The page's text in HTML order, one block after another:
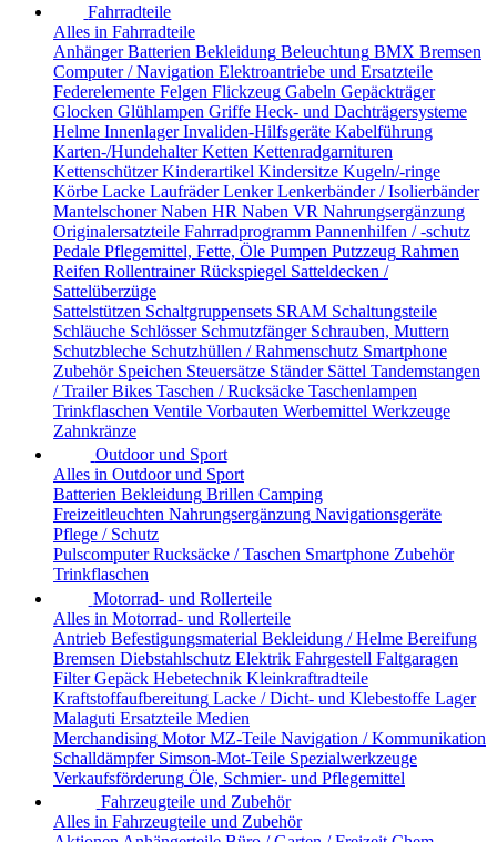
Fahrradteile
Alles in Fahrradteile
Anhänger Batterien Bekleidung Beleuchtung BMX Bremsen
Computer / Navigation Elektroantriebe und Ersatzteile
Federelemente Felgen Flickzeug Gabeln Gepäckträger
Glocken Glühlampen Griffe Heck- und Dachträgersysteme
Helme Innenlager Invaliden-Hilfsgeräte Kabelführung
Karten-/Hundehalter Ketten Kettenradgarnituren
Kettenschützer Kinderartikel Kindersitze Kugeln/-ringe
Körbe Lacke Laufräder Lenker Lenkerbänder / Isolierbänder
Mantelschoner Naben HR Naben VR Nahrungsergänzung
Originalersatzteile Fahrradprogramm Pannenhilfen / -schutz
Pedale Pflegemittel, Fette, Öle Pumpen Putzzeug Rahmen
Reifen Rollentrainer Rückspiegel Satteldecken /
Sattelüberzüge
Sattelstützen Schaltgruppensets SRAM Schaltungsteile
Schläuche Schlösser Schmutzfänger Schrauben, Muttern
Schutzbleche Schutzhüllen / Rahmenschutz Smartphone
Zubehör Speichen Steuersätze Ständer Sättel Tandemstangen
/ Trailer Bikes Taschen / Rucksäcke Taschenlampen
Trinkflaschen Ventile Vorbauten Werbemittel Werkzeuge
Zahnkränze
Outdoor und Sport
Alles in Outdoor und Sport
Batterien Bekleidung Brillen Camping
Freizeitleuchten Nahrungsergänzung Navigationsgeräte
Pflege / Schutz
Pulscomputer Rucksäcke / Taschen Smartphone Zubehör
Trinkflaschen
Motorrad- und Rollerteile
Alles in Motorrad- und Rollerteile
Antrieb Befestigungsmaterial Bekleidung / Helme Bereifung
Bremsen Diebstahlschutz Elektrik Fahrgestell Faltgaragen
Filter Gepäck Hebetechnik Kleinkraftradteile
Kraftstoffaufbereitung Lacke / Dicht- und Klebestoffe Lager
Malaguti Ersatzteile Medien
Merchandising Motor MZ-Teile Navigation / Kommunikation
Schalldämpfer Simson-Mot-Teile Spezialwerkzeuge
Verkaufsförderung Öle, Schmier- und Pflegemittel
Fahrzeugteile und Zubehör
Alles in Fahrzeugteile und Zubehör